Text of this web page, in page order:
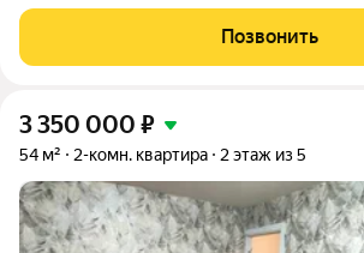
Звоните, не откладывайте с просмотром!!!
кухня с выходом на
Позвонить
3 350 000 ₽
54 м² 2-комн. квартира 2 этаж из 5